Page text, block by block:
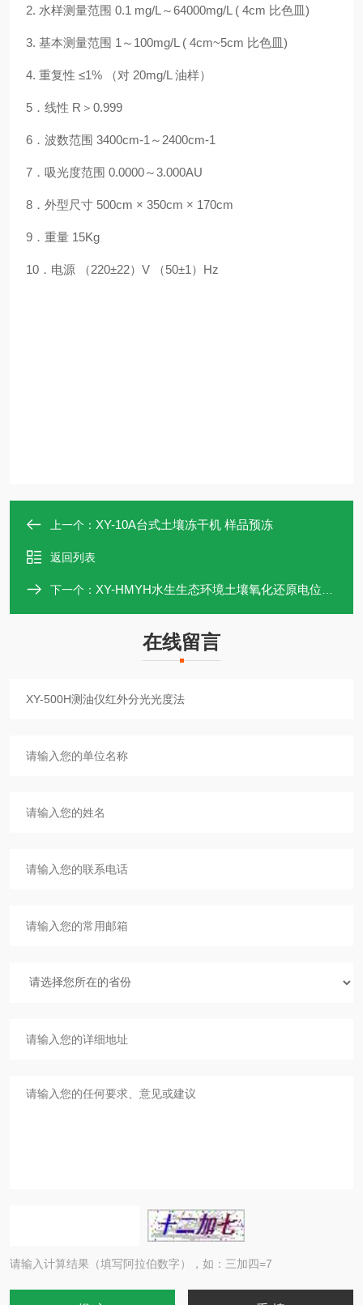
2. 水样测量范围 0.1 mg/L～64000mg/L ( 4cm 比色皿)
3. 基本测量范围 1～100mg/L ( 4cm~5cm 比色皿)
4. 重复性 ≤1% （对 20mg/L 油样）
5．线性 R＞0.999
6．波数范围 3400cm-1～2400cm-1
7．吸光度范围 0.0000～3.000AU
8．外型尺寸 500cm × 350cm × 170cm
9．重量 15Kg
10．电源 （220±22）V （50±1）Hz
上一个： XY-10A台式土壤冻干机 样品预冻
返回列表
下一个： XY-HMYH水生生态环境土壤氧化还原电位ORP仪
在线留言
请输入计算结果（填写阿拉伯数字），如：三加四=7